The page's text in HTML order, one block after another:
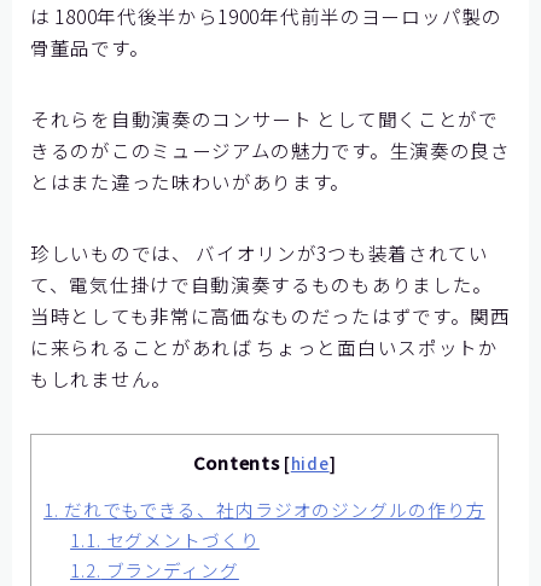
は 1800年代後半から1900年代前半のヨーロッパ製の
骨董品です。
それらを自動演奏のコンサート として聞くことがで
きるのがこのミュージアムの魅力です。生演奏の良さ
とはまた違った味わいがあります。
珍しいものでは、 バイオリンが3つも装着されてい
て、電気仕掛けで自動演奏するものもありました。
当時としても非常に高価なものだったはずです。関西
に来られることがあれば ちょっと面白いスポットか
もしれません。
Contents [hide]
1. だれでもできる、社内ラジオのジングルの作り方
1.1. セグメントづくり
1.2. ブランディング